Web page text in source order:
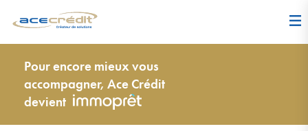
Pour encore mieux vous
accompagner, Ace Crédit
devient